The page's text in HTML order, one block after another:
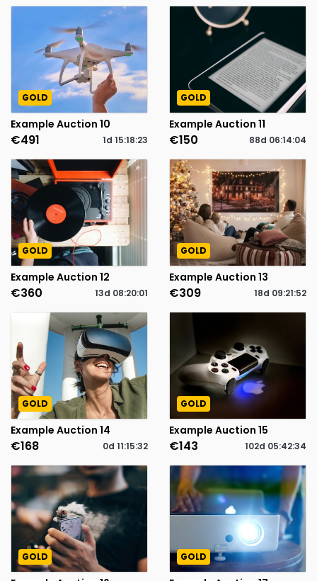
GOLD
Example Auction 10
€491 1d 15:18:23
GOLD
Example Auction 11
€150 88d 06:14:04
GOLD
Example Auction 12
€360 13d 08:20:01
GOLD
Example Auction 13
€309 18d 09:21:52
GOLD
Example Auction 14
€168 0d 11:15:32
GOLD
Example Auction 15
€143 102d 05:42:34
GOLD GOLD